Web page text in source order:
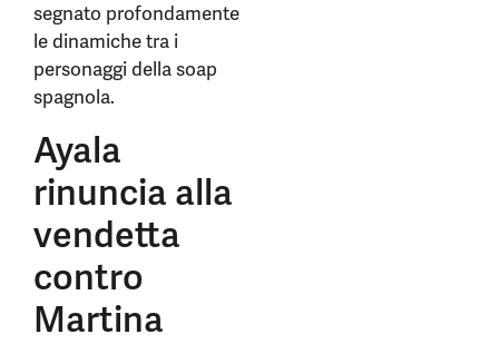
segnato profondamente
le dinamiche tra i
personaggi della soap
spagnola.
Ayala
rinuncia alla
vendetta
contro
Martina